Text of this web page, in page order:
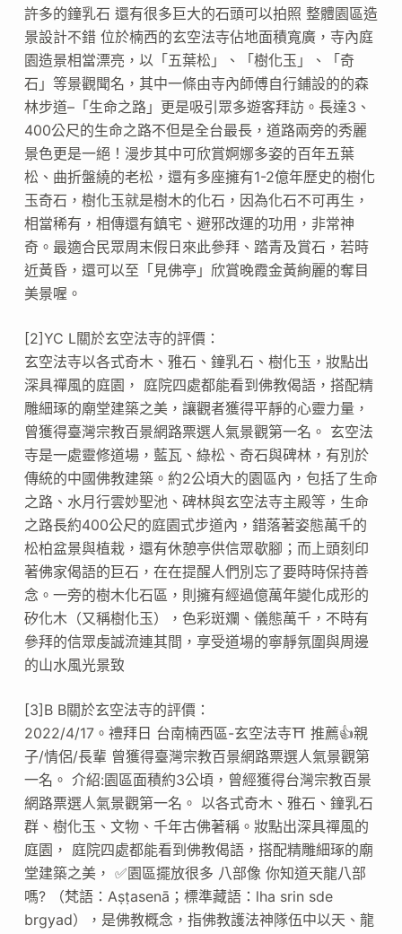
許多的鐘乳石 還有很多巨大的石頭可以拍照 整體園區造
景設計不錯 位於楠西的玄空法寺佔地面積寬廣，寺內庭
園造景相當漂亮，以「五葉松」、「樹化玉」、「奇
石」等景觀聞名，其中一條由寺內師傅自行鋪設的的森
林步道–「生命之路」更是吸引眾多遊客拜訪。長達3、
400公尺的生命之路不但是全台最長，道路兩旁的秀麗
景色更是一絕！漫步其中可欣賞婀娜多姿的百年五葉
松、曲折盤繞的老松，還有多座擁有1-2億年歷史的樹化
玉奇石，樹化玉就是樹木的化石，因為化石不可再生，
相當稀有，相傳還有鎮宅、避邪改運的功用，非常神
奇。最適合民眾周末假日來此參拜、踏青及賞石，若時
近黃昏，還可以至「見佛亭」欣賞晚霞金黃絢麗的奪目
美景喔。
[2]YC L關於玄空法寺的評價：
玄空法寺以各式奇木、雅石、鐘乳石、樹化玉，妝點出
深具禪風的庭園， 庭院四處都能看到佛教偈語，搭配精
雕細琢的廟堂建築之美，讓觀者獲得平靜的心靈力量，
曾獲得臺灣宗教百景網路票選人氣景觀第一名。 玄空法
寺是一處靈修道場，藍瓦、綠松、奇石與碑林，有別於
傳統的中國佛教建築。約2公頃大的園區內，包括了生命
之路、水月行雲妙聖池、碑林與玄空法寺主殿等，生命
之路長約400公尺的庭園式步道內，錯落著姿態萬千的
松柏盆景與植栽，還有休憩亭供信眾歇腳；而上頭刻印
著佛家偈語的巨石，在在提醒人們別忘了要時時保持善
念。一旁的樹木化石區，則擁有經過億萬年變化成形的
矽化木（又稱樹化玉），色彩斑斕、儀態萬千，不時有
參拜的信眾虔誠流連其間，享受道場的寧靜氛圍與周邊
的山水風光景致
[3]B B關於玄空法寺的評價：
2022/4/17。禮拜日 台南楠西區-玄空法寺⛩ 推薦👍親
子/情侶/長輩 曾獲得臺灣宗教百景網路票選人氣景觀第
一名。 介紹:園區面積約3公頃，曾經獲得台灣宗教百景
網路票選人氣景觀第一名。 以各式奇木、雅石、鐘乳石
群、樹化玉、文物、千年古佛著稱。妝點出深具禪風的
庭園， 庭院四處都能看到佛教偈語，搭配精雕細琢的廟
堂建築之美， ✅園區擺放很多 八部像 你知道天龍八部
嗎? （梵語：Aṣṭasenā；標準藏語：lha srin sde
brgyad），是佛教概念，指佛教護法神隊伍中以天、龍